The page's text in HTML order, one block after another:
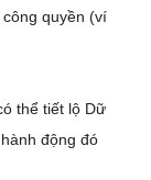
quyền (ví
thể tiết lộ Dữ
động đó